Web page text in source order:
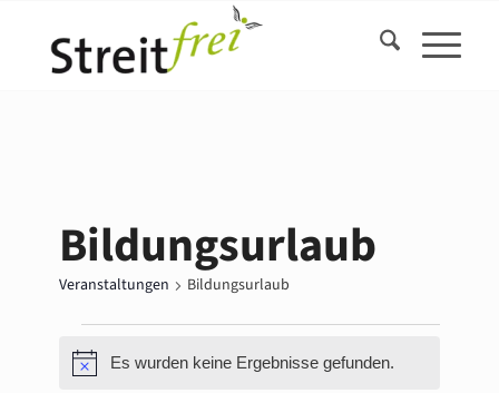
Bildungsurlaub
Veranstaltungen Bildungsurlaub
Veranstaltungen
HinweisEs wurden keine Ergebnisse gefunden.